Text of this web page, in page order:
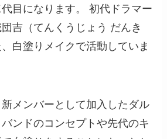
目になります。 初代ドラマー
吉（てんくうじょう だんき
白塗りメイクで活動していま
メンバーとして加入したダル
ンドのコンセプトや先代のキ